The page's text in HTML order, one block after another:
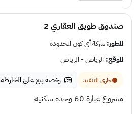
صندوق طويق العقاري 2
المطور:شركة أي كون المحدودة
الموقع: الرياض - الرياض
جارى التنفيد رخصة بيع على الخارطة
مشروع عبارة 60 وحده سكنية